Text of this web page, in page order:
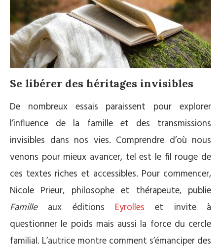
Se libérer des héritages invisibles
De nombreux essais paraissent pour explorer
l’influence de la famille et des transmissions
invisibles dans nos vies. Comprendre d’où nous
venons pour mieux avancer, tel est le fil rouge de
ces textes riches et accessibles. Pour commencer,
Nicole Prieur, philosophe et thérapeute, publie
Familleaux éditions Eyrolles et invite à
questionner le poids mais aussi la force du cercle
familial. L’autrice montre comment s’émanciper des